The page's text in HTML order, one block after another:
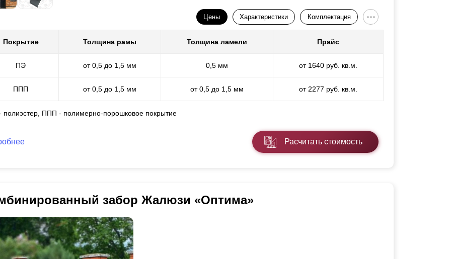
Цены Характеристики Комплектация
Покрытие Толщина рамы Толщина ламели Прайс
ПЭ от 0,5 до 1,5 мм 0,5 мм от 1640 руб. кв.м.
ППП от 0,5 до 1,5 мм от 0,5 до 1,5 мм от 2277 руб. кв.м.
полиэстер, ППП - полимерно-порошковое покрытие
Расчитать стоимость
забор Жалюзи «Оптима»